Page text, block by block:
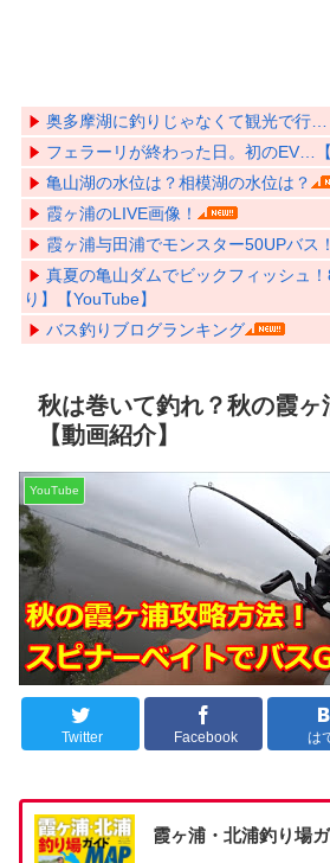
奥多摩湖に釣りじゃなくて観光で行…
フェラーリが終わった日。初のEV…【
亀山湖の水位は？相模湖の水位は？
霞ヶ浦のLIVE画像！
霞ヶ浦与田浦でモンスター50UPバス
真夏の亀山ダムでビックフィッシュ
り】【YouTube】
バス釣りブログランキング
秋は巻いて釣れ？秋の霞ヶ
【動画紹介】
YouTube
Twitter Facebook は
霞ヶ浦・北浦釣り場